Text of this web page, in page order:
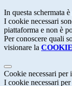
In questa schermata
I cookie necessari
piattaforma e non è
Per conoscere quali
visionare la
Cookie necessari per
I cookie necessari